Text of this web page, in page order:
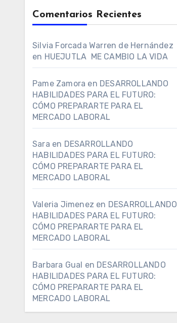
Comentarios Recientes
Silvia Forcada Warren de Hernández
en HUEJUTLA ME CAMBIO LA VIDA
Pame Zamora en DESARROLLANDO
HABILIDADES PARA EL FUTURO:
CÓMO PREPARARTE PARA EL
MERCADO LABORAL
Sara en DESARROLLANDO
HABILIDADES PARA EL FUTURO:
CÓMO PREPARARTE PARA EL
MERCADO LABORAL
Valeria Jimenez en DESARROLLANDO
HABILIDADES PARA EL FUTURO:
CÓMO PREPARARTE PARA EL
MERCADO LABORAL
Barbara Gual en DESARROLLANDO
HABILIDADES PARA EL FUTURO:
CÓMO PREPARARTE PARA EL
MERCADO LABORAL